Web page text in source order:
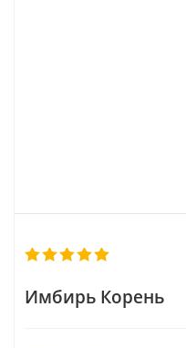
Имбирь Корень